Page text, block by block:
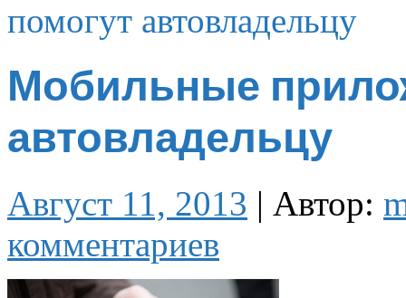
помогут автовладельцу
Мобильные
автовладельцу
Август 11, 2013 | Автор:
комментариев